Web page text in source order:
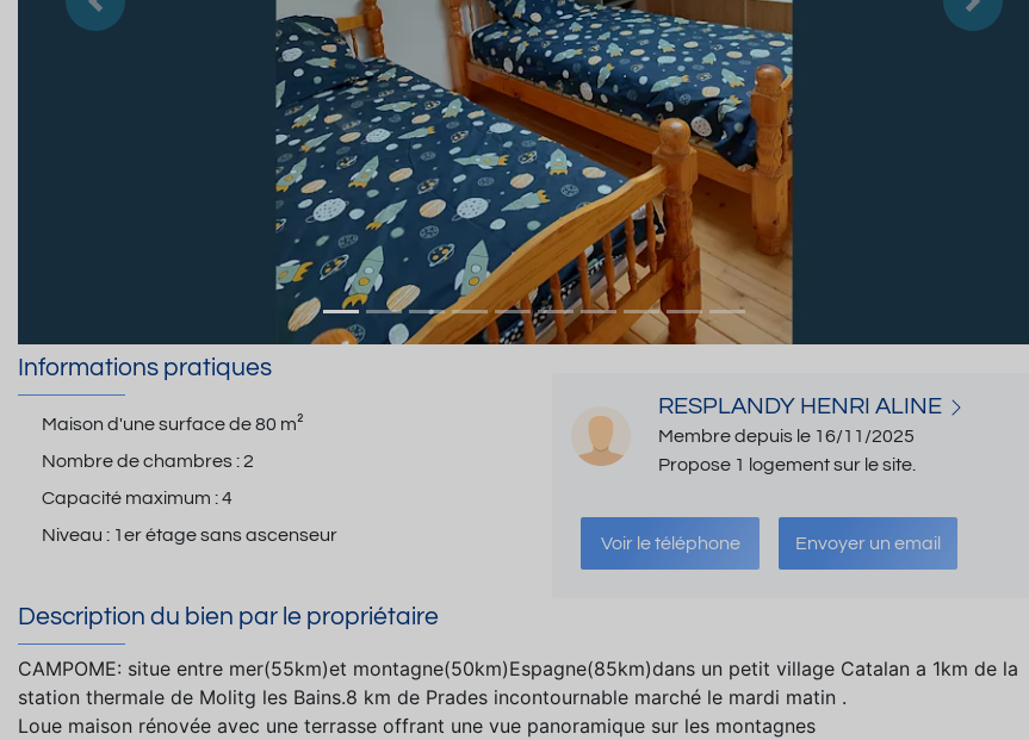
Précedent Suivant
Informations pratiques
Maison d'une surface de80 m²
Nombre de chambres :2
Capacité maximum :4
Niveau : 1er étage sans ascenseur
RESPLANDY HENRI ALINE
Membre depuis le 16/11/2025
Propose 1 logement sur le site.
Voir le téléphone Envoyer un email
Description du bien par le propriétaire
CAMPOME: situe entre mer(55km)et montagne(50km)Espagne(85km)dans un petit village Catalan a 1km de la
station thermale de Molitg les Bains.8 km de Prades incontournable marché le mardi matin .
Loue maison rénovée avec une terrasse offrant une vue panoramique sur les montagnes